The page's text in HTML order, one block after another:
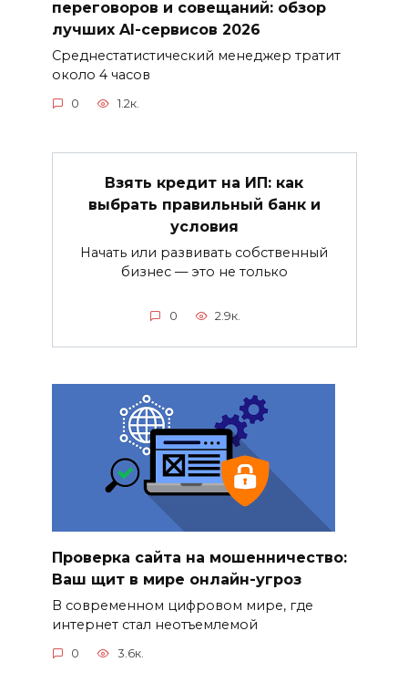
переговоров и совещаний: обзор
лучших AI-сервисов 2026
Среднестатистический менеджер тратит
около 4 часов
0 1.2к.
Взять кредит на ИП: как
выбрать правильный банк и
условия
Начать или развивать собственный
бизнес — это не только
0 2.9к.
Проверка сайта на мошенничество:
Ваш щит в мире онлайн-угроз
В современном цифровом мире, где
интернет стал неотъемлемой
0 3.6к.